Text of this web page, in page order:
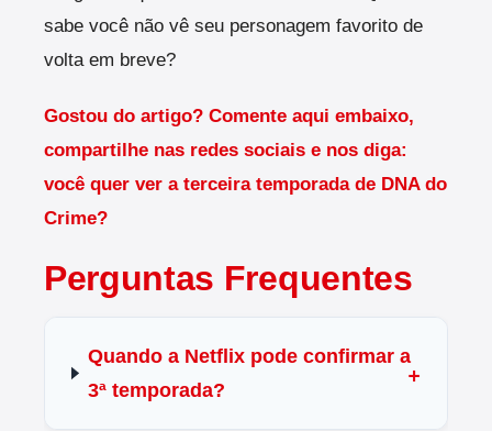
sabe você não vê seu personagem favorito de
volta em breve?
Gostou do artigo? Comente aqui embaixo,
compartilhe nas redes sociais e nos diga:
você quer ver a terceira temporada de DNA do
Crime?
Perguntas Frequentes
Quando a Netflix pode confirmar a
3ª temporada?